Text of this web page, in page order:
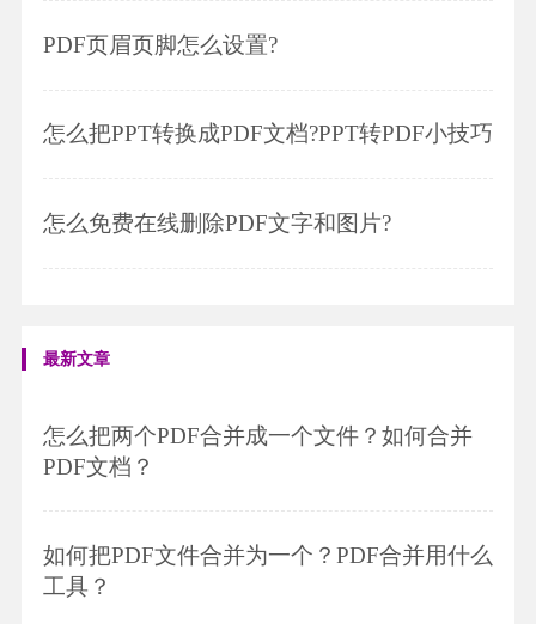
PDF页眉页脚怎么设置?
怎么把PPT转换成PDF文档?PPT转PDF小技巧
怎么免费在线删除PDF文字和图片?
最新文章
怎么把两个PDF合并成一个文件？如何合并
PDF文档？
如何把PDF文件合并为一个？PDF合并用什么
工具？